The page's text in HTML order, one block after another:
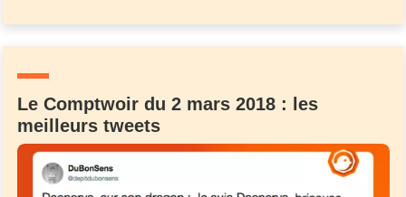
Le Comptwoir du 2 mars 2018 : les
meilleurs tweets